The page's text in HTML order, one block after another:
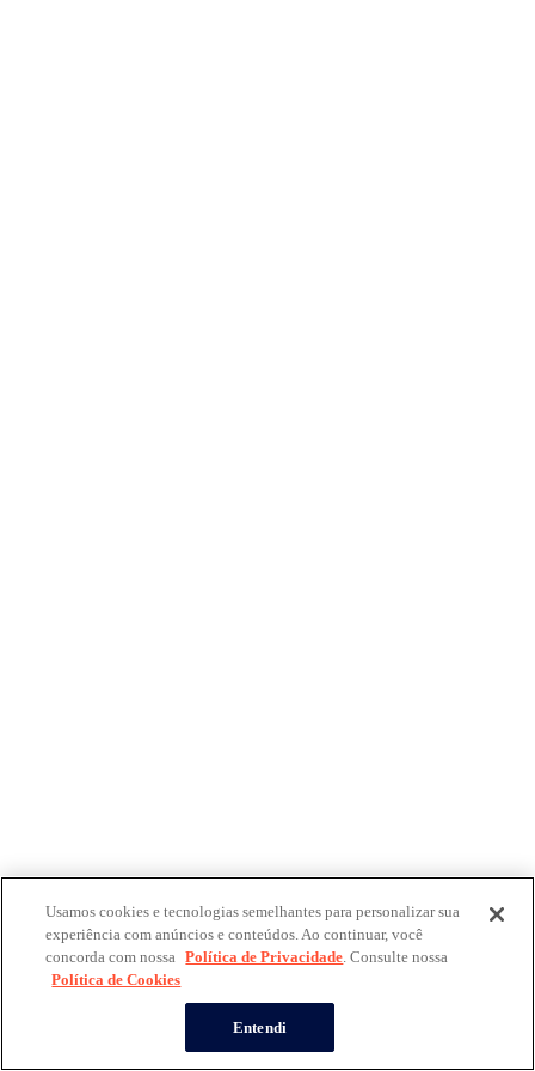
Usamos cookies e tecnologias semelhantes para personalizar sua
experiência com anúncios e conteúdos. Ao continuar, você
concorda com nossa Política de Privacidade. Consulte nossa
Política de Cookies
Entendi